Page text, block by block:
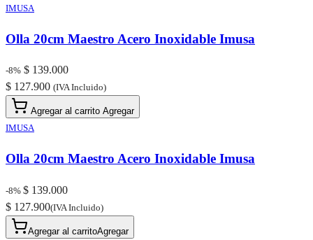
IMUSA
Olla 20cm Maestro Acero Inoxidable Imusa
-8% $ 139.000
$ 127.900 (IVA Incluido)
Agregar al carrito Agregar
IMUSA
Olla 20cm Maestro Acero Inoxidable Imusa
-8% $ 139.000
$ 127.900(IVA Incluido)
Agregar al carritoAgregar